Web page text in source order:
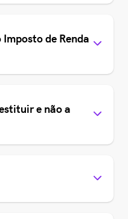
de Renda
e não a